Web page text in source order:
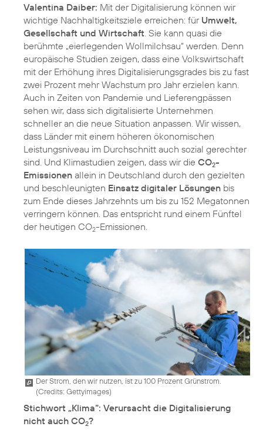
Valentina Daiber: Mit der Digitalisierung können wir
wichtige Nachhaltigkeitsziele erreichen: für Umwelt,
Gesellschaft und Wirtschaft . Sie kann quasi die
berühmte „eierlegenden Wollmilchsau“ werden. Denn
europäische Studien zeigen, dass eine Volkswirtschaft
mit der Erhöhung ihres Digitalisierungsgrades bis zu fast
zwei Prozent mehr Wachstum pro Jahr erzielen kann.
Auch in Zeiten von Pandemie und Lieferengpässen
sehen wir, dass sich digitalisierte Unternehmen
schneller an die neue Situation anpassen. Wir wissen,
dass Länder mit einem höheren ökonomischen
Leistungsniveau im Durchschnitt auch sozial gerechter
sind. Und Klimastudien zeigen, dass wir die CO2-
Emissionen allein in Deutschland durch den gezielten
und beschleunigten Einsatz digitaler Lösungen bis
zum Ende dieses Jahrzehnts um bis zu 152 Megatonnen
verringern können. Das entspricht rund einem Fünftel
der heutigen CO2-Emissionen.
Der Strom, den wir nutzen, ist zu 100 Prozent Grünstrom.
(Credits: Gettyimages)
Stichwort „Klima“: Verursacht die Digitalisierung
nicht auch CO2?